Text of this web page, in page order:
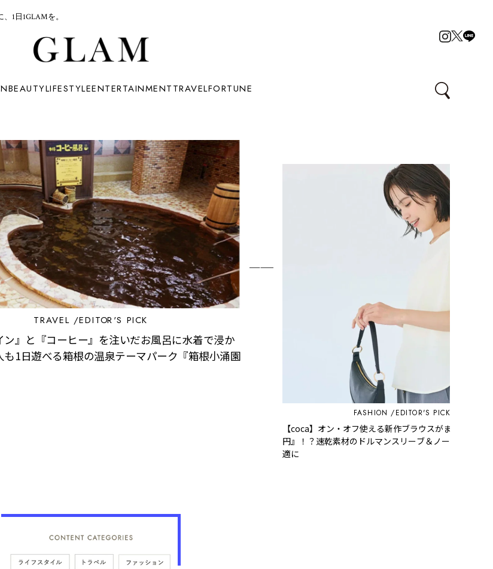
1日1GLAMを。
BEAUTYLIFESTYLEENTERTAINMENTTRAVELFORTUNE
TRAVEL EDITOR'S PICK
ン』と『コーヒー』を注いだお風呂に水着で浸か
も1日遊べる箱根の温泉テーマパーク『箱根小涌園
FASHION EDITOR'S PICK
【coca】オン・オフ使える新作ブラウスがまさかの『
円』！？速乾素材のドルマンスリーブ＆ノースリーブ
適に